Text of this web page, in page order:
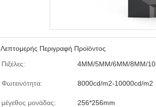
Λεπτομερής Περιγραφή Προϊόντος
Πιξέλες:
4MM/5MM/6MM/8MM/
Φωτεινότητα: 8000cd/m2-10000cd/m2
μέγεθος μονάδας: 256*256mm